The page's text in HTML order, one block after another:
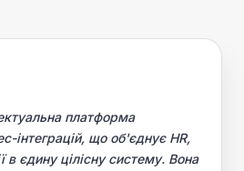
платформа
інтеграцій, що об'єднує HR,
в єдину цілісну систему. Вона